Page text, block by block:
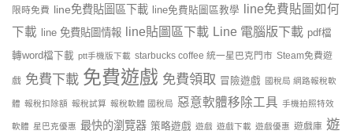
限時免費 line免費貼圖區下載 line免費貼圖區教學
line免費貼圖如何
下載
line 免費貼圖情報 line貼圖區下載 Line 電腦版下載 pdf檔
轉word檔下載 ptt手機版下載 starbucks coffee 統一星巴克門市 Steam免費遊
戲 免費下載 免費遊戲 免費領取 冒險遊戲 國稅局 網路報稅軟
體 報稅扣除額 報稅試算 報稅軟體 國稅局 惡意軟體移除工具 手機拍照特效
軟體 星巴克優惠 最快的瀏覽器 策略遊戲 遊戲 遊戲下載 遊戲優惠 遊戲庫 遊